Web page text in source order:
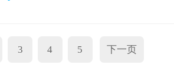
案，解锁政务服务新体验，让服务从“看得
3 4 5 下一页